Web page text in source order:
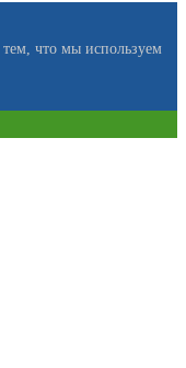
что мы используем